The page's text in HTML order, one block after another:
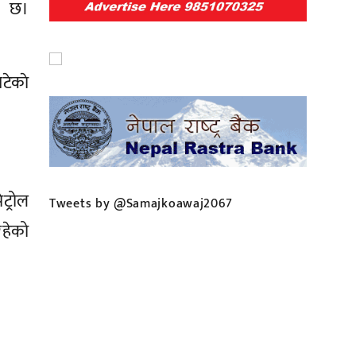
छ।
Tweets by @Samajkoawaj2067